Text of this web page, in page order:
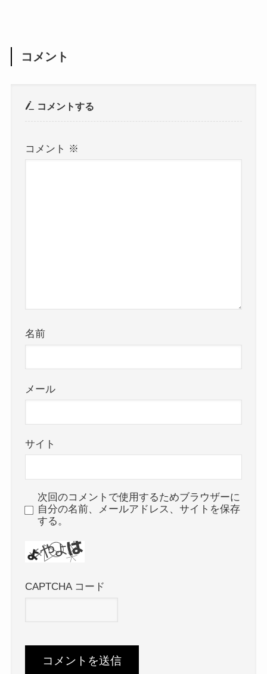
コメント
コメントする
コメント ※
名前
メール
サイト
次回のコメントで使用するためブラウザーに
自分の名前、メールアドレス、サイトを保存
する。
CAPTCHA コード